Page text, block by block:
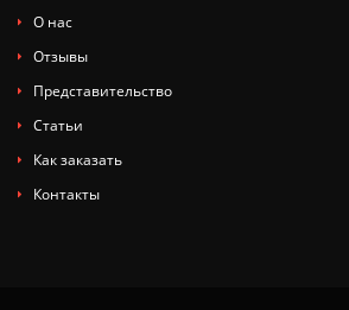
О нас
Отзывы
Представительство
Статьи
Как заказать
Контакты